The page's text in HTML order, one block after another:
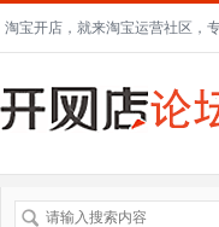
淘宝开店，就来淘宝运营社区，